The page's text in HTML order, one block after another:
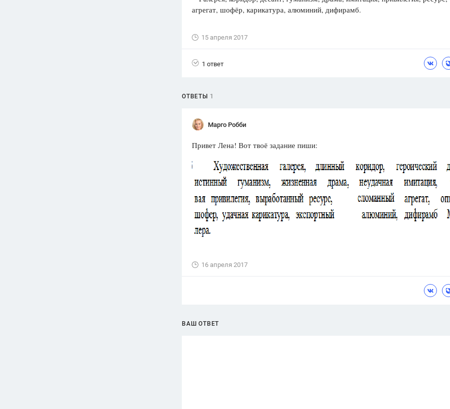
ГИА
Цветков Л. А.
агрегат, шофёр, карикатура, алюминий, дифирамб.
15 апреля 2017
1 ответ
ОТВЕТЫ 1
Марго Робби
Привет Лена! Вот твоё задание пиши:
16 апреля 2017
ВАШ ОТВЕТ